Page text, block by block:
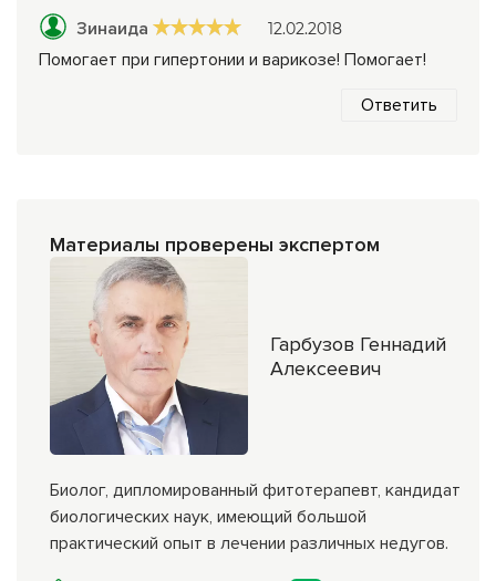
Зинаида 12.02.2018
Помогает при гипертонии и варикозе! Помогает!
Ответить
Материалы проверены экспертом
Биолог, дипломированный фитотерапевт, кандидат
биологических наук, имеющий большой
практический опыт в лечении различных недугов.
Гарбузов Геннадий
Алексеевич